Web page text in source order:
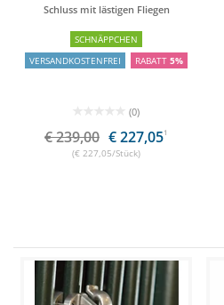
Schluss mit lästigen Fliegen
SCHNÄPPCHEN
VERSANDKOSTENFREI
RABATT 5%
(0)
€ 239,00 € 227,051
(€ 227,05/Stück)